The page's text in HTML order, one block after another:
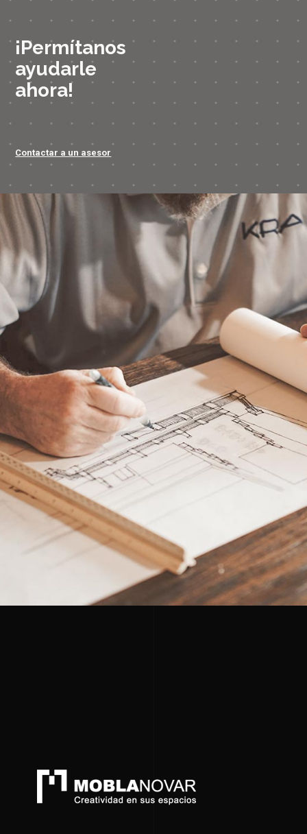
¡Permítanos
ayudarle
ahora!
Contactar a un asesor